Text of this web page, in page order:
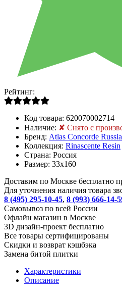
Рейтинг:
Код товара: 620070002714
Наличие: ✘ Снято с
Бренд: Atlas Concorde Russia
Коллекция: Rinascente Resin
Страна: Россия
Размер: 33x160
Доставим по Москве бесплатно
Для уточнения наличия товара
8 (495) 295-10-45, 8 (993) 666-14-
Cамовывоз по всей России
Офлайн магазин в Москве
3D дизайн-проект бесплатно
Все товары сертифицированы
Скидки и возврат кэшбэка
Замена битой плитки
Характеристики
Описание